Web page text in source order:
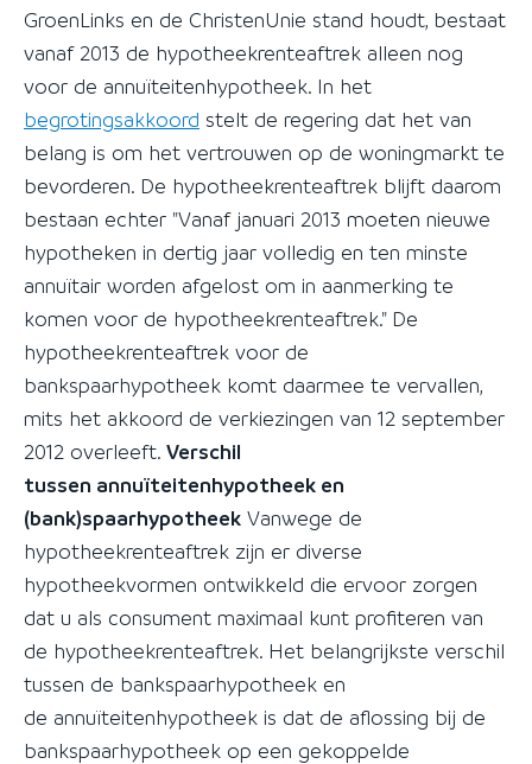
GroenLinks en de ChristenUnie stand houdt, bestaat
vanaf 2013 de hypotheekrenteaftrek alleen nog
voor de annuïteitenhypotheek. In het
begrotingsakkoord stelt de regering dat het van
belang is om het vertrouwen op de woningmarkt te
bevorderen. De hypotheekrenteaftrek blijft daarom
bestaan echter "Vanaf januari 2013 moeten nieuwe
hypotheken in dertig jaar volledig en ten minste
annuïtair worden afgelost om in aanmerking te
komen voor de hypotheekrenteaftrek." De
hypotheekrenteaftrek voor de
bankspaarhypotheek komt daarmee te vervallen,
mits het akkoord de verkiezingen van 12 september
2012 overleeft. Verschil
tussen annuïteitenhypotheek en
(bank)spaarhypotheek Vanwege de
hypotheekrenteaftrek zijn er diverse
hypotheekvormen ontwikkeld die ervoor zorgen
dat u als consument maximaal kunt profiteren van
de hypotheekrenteaftrek. Het belangrijkste verschil
tussen de bankspaarhypotheek en
de annuïteitenhypotheek is dat de aflossing bij de
bankspaarhypotheek op een gekoppelde